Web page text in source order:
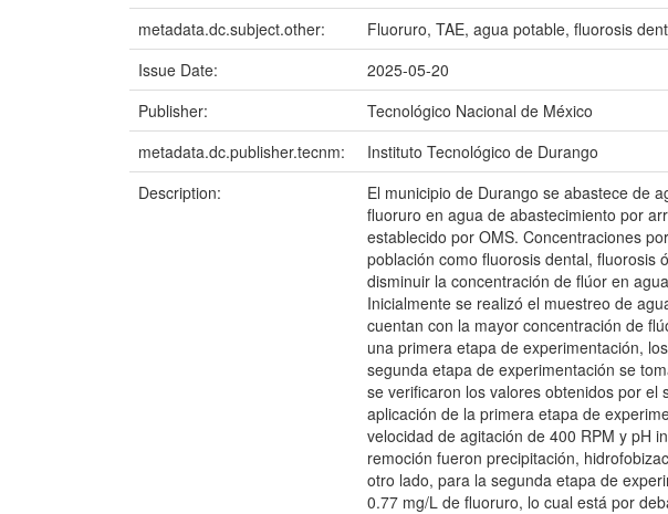
metadata.dc.subject.other:
Fluoruro, TAE, agua potable, fluorosis
Issue Date:
2025-05-20
Publisher:
Tecnológico Nacional de México
metadata.dc.publisher.tecnm:
Instituto Tecnológico de Durango
Description:
El municipio de Durango se abastece de
fluoruro en agua de abastecimiento por
establecido por OMS. Concentraciones
población como fluorosis dental, fluorosis
disminuir la concentración de flúor en
Inicialmente se realizó el muestreo de
cuentan con la mayor concentración de
una primera etapa de experimentación,
segunda etapa de experimentación se
se verificaron los valores obtenidos por
aplicación de la primera etapa de
velocidad de agitación de 400 RPM y pH
remoción fueron precipitación,
otro lado, para la segunda etapa de
0.77 mg/L de fluoruro, lo cual está por